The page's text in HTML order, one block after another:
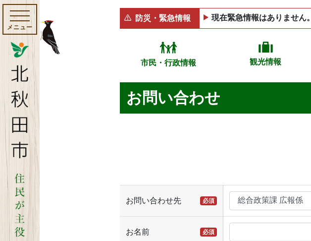
メニュー
防災・緊急情報 現在緊急情報はありません。
市民・行政情報 観光情報
お問い合わせ
お問い合わせ先 必須
お名前 必須